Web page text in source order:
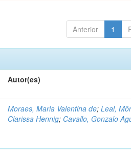
Anterior 1
Autor(es)
Moraes, Maria Valentina de;Leal,
Clarissa Hennig; Cavallo, Gonzalo